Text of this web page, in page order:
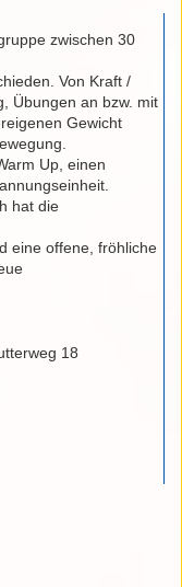
zwischen 30
Von Kraft /
Übungen an bzw. mit
Gewicht
Up, einen
hat die
eine offene, fröhliche
18